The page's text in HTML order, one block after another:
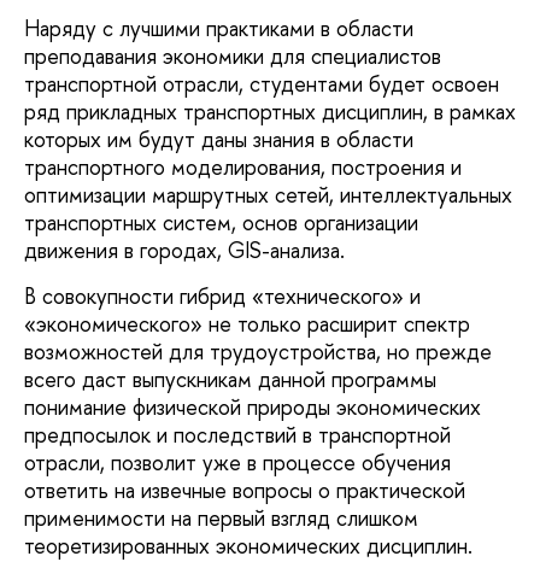
Наряду с лучшими практиками в области
преподавания экономики для специалистов
транспортной отрасли, студентами будет освоен
ряд прикладных транспортных дисциплин, в рамках
которых им будут даны знания в области
транспортного моделирования, построения и
оптимизации маршрутных сетей, интеллектуальных
транспортных систем, основ организации
движения в городах, GIS-анализа.
В совокупности гибрид «технического» и
«экономического» не только расширит спектр
возможностей для трудоустройства, но прежде
всего даст выпускникам данной программы
понимание физической природы экономических
предпосылок и последствий в транспортной
отрасли, позволит уже в процессе обучения
ответить на извечные вопросы о практической
применимости на первый взгляд слишком
теоретизированных экономических дисциплин.